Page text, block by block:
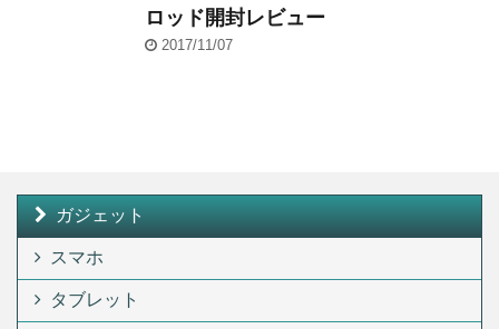
ロッド開封レビュー
2017/11/07
ガジェット
スマホ
タブレット